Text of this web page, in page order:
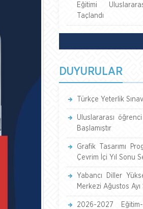
Eğitimi
Taçlandı
DUYURULAR
Türkçe Yeterlik
Uluslararası
Başlamıştır
Grafik Tasarımı
Çevrim İçi Yıl Sonu
Yabancı Diller
Merkezi Ağustos Ayı
2026-2027 Eğitim-